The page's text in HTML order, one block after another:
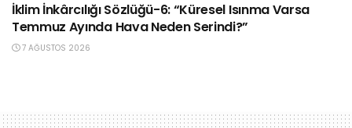
İklim İnkârcılığı Sözlüğü-6: “Küresel Isınma Varsa
Temmuz Ayında Hava Neden Serindi?”
7 AĞUSTOS 2026